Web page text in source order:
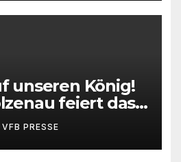
unseren König!
feiert das
2026
VFB PRESSE